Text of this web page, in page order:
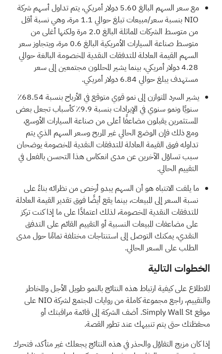
مع سعر السهم البالغ 5.60 دولار أمريكي، يتم تداول أسهم شركة
NIO بنسبة سعر/مبيعات تبلغ حوالي 1.1 مرة، وهي نسبة أقل
من متوسط الشركات المماثلة البالغ 2.0 مرة ولكنها أغلى من
متوسط صناعة السيارات الأمريكية البالغ 0.6 مرة، ويتجاوز سعر
السهم القيمة العادلة للتدفقات النقدية المخصومة البالغة حوالي
4.28 دولار أمريكي، بينما يشير المحللون مجتمعين إلى سعر
مستهدف يبلغ حوالي 6.84 دولار أمريكي.
يشير السرد المتوازن إلى نمو قوي متوقع في الأرباح بنسبة 68.54٪
سنويًا ونمو سنوي في الإيرادات بنسبة 9.9٪ كأسباب تجعل بعض
المستثمرين يقبلون مضاعفًا أعلى من صناعة السيارات الأوسع،
ومع ذلك فإن الوضع الحالي غير المربح وسعر السهم الذي يتم
تداوله فوق القيمة العادلة للتدفقات النقدية المخصومة يوضحان
سبب تساؤل الآخرين عن مدى انعكاس هذا التحسن بالفعل في
التقييم الحالي.
ما يلفت الانتباه هو أن السهم يبدو أرخص من نظرائه بناءً على
نسبة السعر إلى المبيعات، بينما يقع أيضًا فوق تقدير القيمة العادلة
للتدفقات النقدية المخصومة، لذلك اعتمادًا على ما إذا كنت تركز
على مضاعفات المبيعات النسبية أو التقييم القائم على التدفق
النقدي، يمكنك التوصل إلى استنتاجات مختلفة تمامًا حول مدى
الطلب على السعر الحالي.
الخطوات التالية
للاطلاع على كيفية ارتباط هذه النتائج بالنمو طويل الأجل والمخاطر
والتقييم، راجع مجموعة كاملة منروايات المجتمع
لشركة NIO على
موقع Simply Wall St. أضف الشركة إلى
قائمة مراقبتكأو
محفظتكحتى يتم تنبيهك عند تطور القصة.
إذا كان مزيج التفاؤل والحذر في هذه النتائج يجعلك غير متأكد، فتحرك